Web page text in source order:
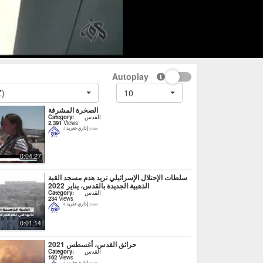
Autoplay
10
0:04:27
الصخرة المشرفة
Category: القدس
2,391Views
إداري-تغريد 3 years
0:01:14
سلطات الإحتلال الإسرائيلي تريد هدم مسجد القبة
الذهبية الجديدة بالقدس، يناير 2022
Category: القدس
234 Views
إداري-تغريد 4 years
حرائق القدس، أغسطس 2021
Category: القدس
162 Views